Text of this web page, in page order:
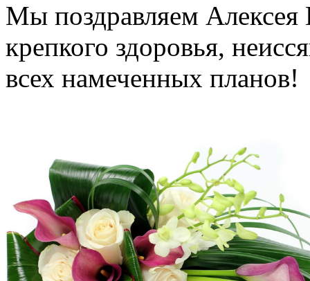
Мы поздравляем Алексея
крепкого здоровья,
всех намеченных планов!